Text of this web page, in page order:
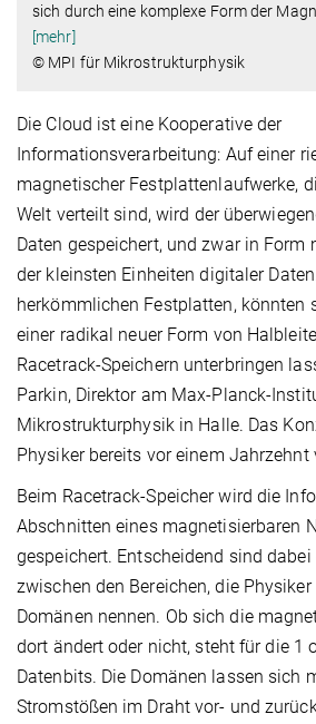
sich durch eine komplexe Form der
[mehr]
© MPI für Mikrostrukturphysik
Die Cloud ist eine Kooperative der
Informationsverarbeitung: Auf einer
magnetischer Festplattenlaufwerke,
Welt verteilt sind, wird der
Daten gespeichert, und zwar in Form
der kleinsten Einheiten digitaler
herkömmlichen Festplatten, könnten
einer radikal neuer Form von
Racetrack-Speichern unterbringen
Parkin, Direktor am Max-Planck-
Mikrostrukturphysik in Halle. Das
Physiker bereits vor einem Jahrzehnt
Beim Racetrack-Speicher wird die
Abschnitten eines magnetisierbaren
gespeichert. Entscheidend sind dabei
zwischen den Bereichen, die
Domänen nennen. Ob sich die
dort ändert oder nicht, steht für die 1
Datenbits. Die Domänen lassen sich
Stromstößen im Draht vor- und